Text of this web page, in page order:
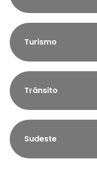
Turismo
Trânsito
Sudeste